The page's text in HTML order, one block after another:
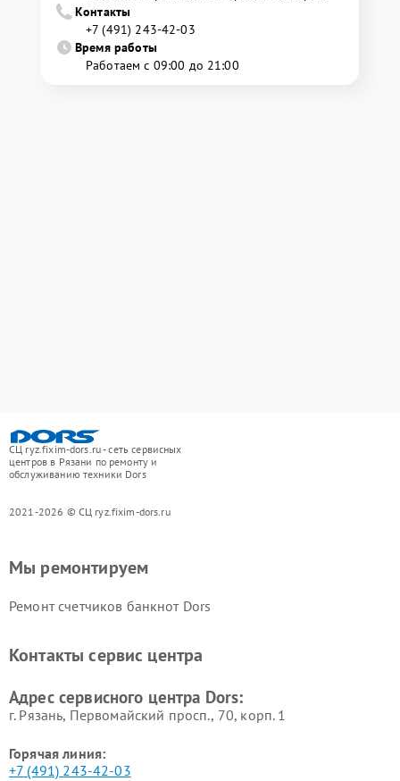
Контакты
+7 (491) 243-42-03
Время работы
Работаем с 09:00 до 21:00
СЦ ryz.fixim-dors.ru - сеть сервисных
центров в Рязани по ремонту и
обслуживанию техники Dors
2021-2026 © СЦ ryz.fixim-dors.ru
Мы ремонтируем
Ремонт счетчиков банкнот Dors
Контакты сервис центра
Адрес сервисного центра Dors:
г. Рязань, Первомайский просп., 70, корп. 1
Горячая линия:
+7 (491) 243-42-03